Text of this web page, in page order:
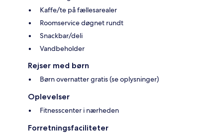
Kaffe/te på fællesarealer
Roomservice døgnet rundt
Snackbar/deli
Vandbeholder
Rejser med børn
Børn overnatter gratis (se oplysninger)
Oplevelser
Fitnesscenter i nærheden
Forretningsfaciliteter